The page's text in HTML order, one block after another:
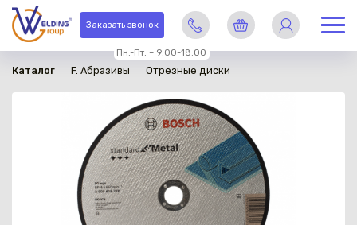
Заказать звонок
Пн.-Пт. – 9:00-18:00
Каталог F. Абразивы Отрезные диски
в наличии